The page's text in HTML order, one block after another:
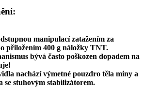
manipulací zatažením za
přiložením 400 g náložky TNT.
bývá často poškozen dopadem na
nachází výmetné pouzdro těla miny a
stuhovým stabilizátorem.